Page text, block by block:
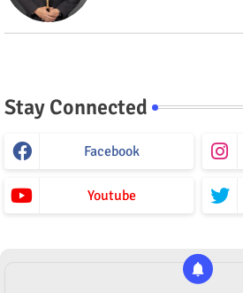
Stay Connected
Facebook
Youtube